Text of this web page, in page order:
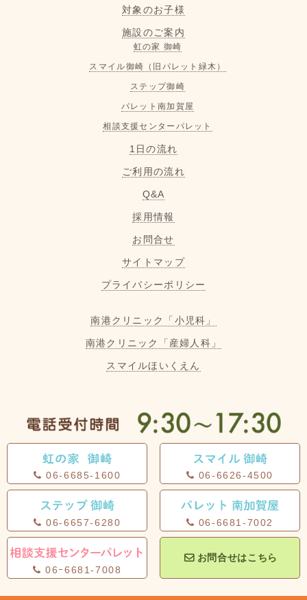
対象のお子様
施設のご案内
虹の家 御崎
スマイル御崎（旧パレット緑木）
ステップ御崎
パレット南加賀屋
相談支援センターパレット
1日の流れ
ご利用の流れ
Q&A
採用情報
お問合せ
サイトマップ
プライバシーポリシー
南港クリニック「小児科」
南港クリニック「産婦人科」
スマイルほいくえん
06-6685-1600 06-6626-4500
06-6657-6280 06-6681-7002
06ｰ6681-7008
お問合せはこちら